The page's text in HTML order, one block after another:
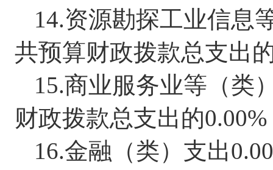
14.资源勘探工业信息
共预算财政拨款总支出
15.商业服务业等（类
财政拨款总支出的0.00%
16.金融（类）支出0.00